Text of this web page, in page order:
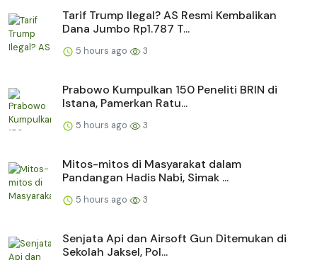
Tarif Trump Ilegal? AS Resmi Kembalikan
Dana Jumbo Rp1.787 T...
5 hours ago 3
Prabowo Kumpulkan 150 Peneliti BRIN di
Istana, Pamerkan Ratu...
5 hours ago 3
Mitos-mitos di Masyarakat dalam
Pandangan Hadis Nabi, Simak ...
5 hours ago 3
Senjata Api dan Airsoft Gun Ditemukan di
Sekolah Jaksel, Pol...